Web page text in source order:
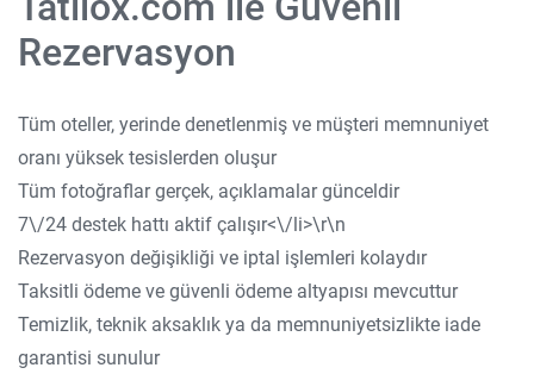
Rezervasyon
Tüm oteller, yerinde denetlenmiş ve müşteri memnuniyet
oranı yüksek tesislerden oluşur
Tüm fotoğraflar gerçek, açıklamalar günceldir
7\/24 destek hattı aktif çalışır<\/li>\r\n
Rezervasyon değişikliği ve iptal işlemleri kolaydır
Taksitli ödeme ve güvenli ödeme altyapısı mevcuttur
Temizlik, teknik aksaklık ya da memnuniyetsizlikte iade
garantisi sunulur